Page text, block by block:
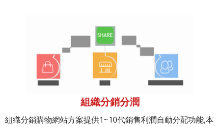
組織分銷分潤
組織分銷購物網站方案提供1~10代銷售利潤自動分配功能,本